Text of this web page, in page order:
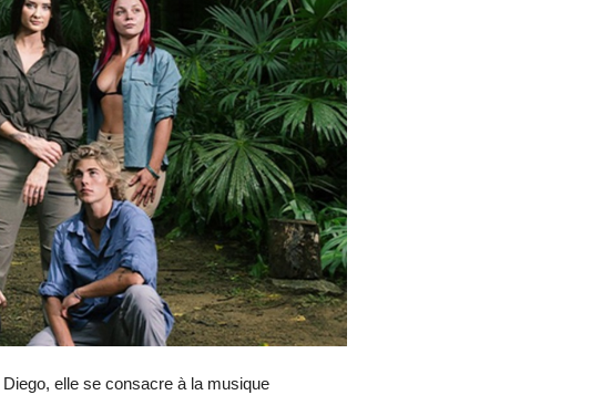
elle se consacre à la musique